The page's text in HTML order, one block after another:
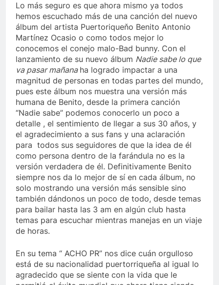
Lo más seguro es que ahora mismo ya todos
hemos escuchado más de una canción del nuevo
álbum del artista Puertoriqueňo Benito Antonio
Martínez Ocasio o como todos mejor lo
conocemos el conejo malo-Bad bunny. Con el
lanzamiento de su nuevo álbum Nadie sabe lo que
va pasar mañana ha logrado impactar a una
magnitud de personas en todas partes del mundo,
pues este álbum nos muestra una versión más
humana de Benito, desde la primera canción
“Nadie sabe” podemos conocerlo un poco a
detalle , el sentimiento de llegar a sus 30 años, y
el agradecimiento a sus fans y una aclaración
para todos sus seguidores de que la idea de él
como persona dentro de la farándula no es la
versión verdadera de él. Definitivamente Benito
siempre nos da lo mejor de sí en cada álbum, no
solo mostrando una versión más sensible sino
también dándonos un poco de todo, desde temas
para bailar hasta las 3 am en algún club hasta
temas para escuchar mientras manejas en un viaje
de horas.
En su tema “ ACHO PR” nos dice cuán orgulloso
está de su nacionalidad puertorriqueña al igual lo
agradecido que se siente con la vida que le